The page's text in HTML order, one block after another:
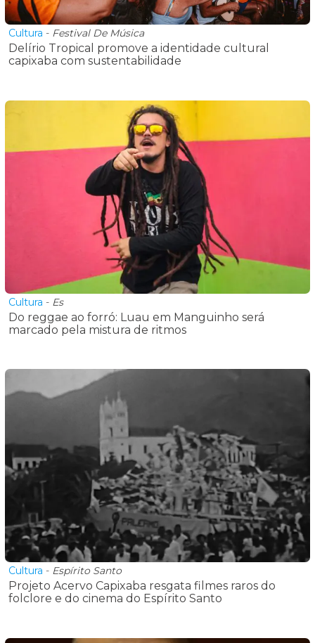
Cultura - Festival De Música
Delírio Tropical promove a identidade cultural
capixaba com sustentabilidade
Cultura - Es
Do reggae ao forró: Luau em Manguinho será
marcado pela mistura de ritmos
Cultura - Espírito Santo
Projeto Acervo Capixaba resgata filmes raros do
folclore e do cinema do Espírito Santo